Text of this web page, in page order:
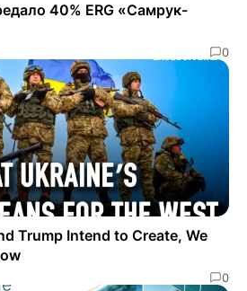
40% ERG «Самрук-
0
Trump Intend to Create, We
0